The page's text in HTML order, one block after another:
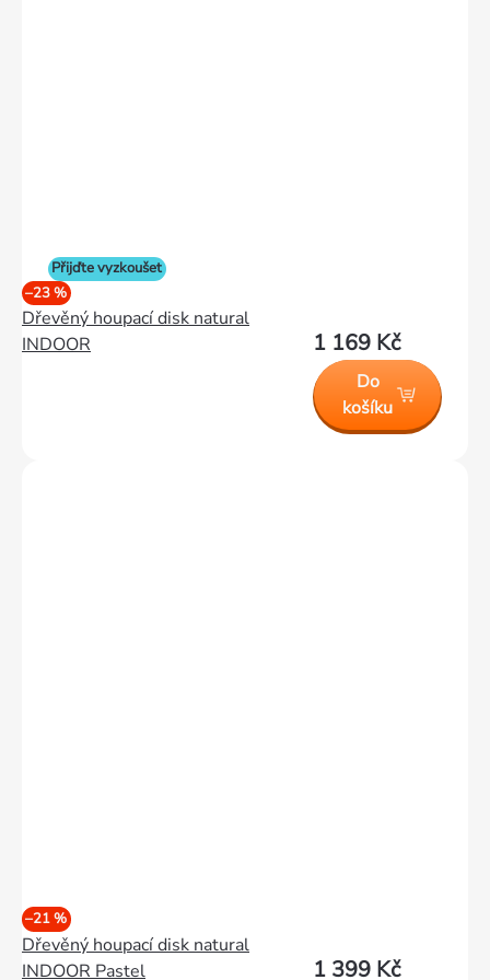
Přijďte vyzkoušet
–23 %
Dřevěný houpací disk natural
INDOOR
1 169 Kč
Do
košíku
–21 %
Dřevěný houpací disk natural
INDOOR Pastel
1 399 Kč